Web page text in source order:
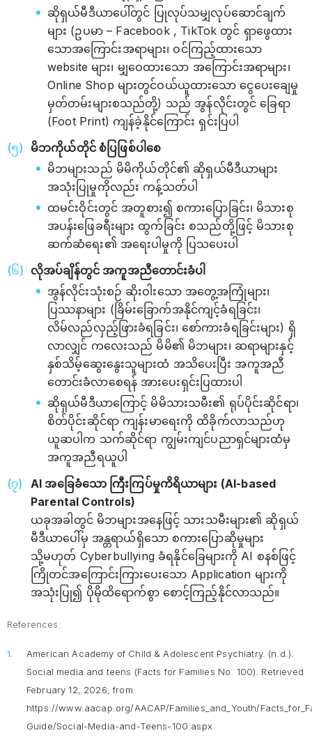
ဆိုရှယ်မီဒီယာပေါ်တွင် ပြုလုပ်သမျှလုပ်ဆောင်ချက်
များ (ဥပမာ – Facebook , TikTok တွင် ရှာဖွေထား
သောအကြောင်းအရာများ၊ ဝင်ကြည့်ထားသော
website များ၊ မျှဝေထားသော အကြောင်းအရာများ၊
Online Shop များတွင်ဝယ်ယူထားသော ငွေပေးချေမှု
မှတ်တမ်းများစသည်တို့) သည် အွန်လိုင်းတွင် ခြေရာ
(Foot Print) ကျန်ခဲ့နိုင်ကြောင်း ရှင်းပြပါ
မိဘကိုယ်တိုင် စံပြဖြစ်ပါစေ
မိဘများသည် မိမိကိုယ်တိုင်၏ ဆိုရှယ်မီဒီယာများ
အသုံးပြုမှုကိုလည်း ကန့်သတ်ပါ
ထမင်းဝိုင်းတွင် အတူစား၍ စကားပြောခြင်း၊ မိသားစု
အပန်းဖြေခရီးများ ထွက်ခြင်း စသည်တို့ဖြင့် မိသားစု
ဆက်ဆံရေး၏ အရေးပါမှုကို ပြသပေးပါ
လိုအပ်ချိန်တွင် အကူအညီတောင်းခံပါ
အွန်လိုင်းသုံးစဉ် ဆိုးဝါးသော အတွေ့အကြုံများ၊
ပြဿနာများ (ခြိမ်းခြောက်အနိုင်ကျင့်ခံရခြင်း၊
လိမ်လည်လှည့်ဖြားခံရခြင်း၊ စော်ကားခံရခြင်းများ) ရှိ
လာလျှင် ကလေးသည် မိမိ၏ မိဘများ၊ ဆရာများနှင့်
နှစ်သိမ့်ဆွေးနွေးသူများထံ အသိပေးပြီး အကူအညီ
တောင်းခံလာစေရန် အားပေးရှင်းပြထားပါ
ဆိုရှယ်မီဒီယာကြောင့် မိမိသားသမီး၏ ရုပ်ပိုင်းဆိုင်ရာ၊
စိတ်ပိုင်းဆိုင်ရာ ကျန်းမာရေးကို ထိခိုက်လာသည်ဟု
ယူဆပါက သက်ဆိုင်ရာ ကျွမ်းကျင်ပညာရှင်များထံမှ
အကူအညီရယူပါ
AI အခြေခံသော ကြီးကြပ်မှုကိရိယာများ (AI-based
Parental Controls)
ယခုအခါတွင် မိဘများအနေဖြင့် သားသမီးများ၏ ဆိုရှယ်
မီဒီယာပေါ်မှ အန္တရာယ်ရှိသော စကားပြောဆိုမှုများ
သို့မဟုတ် Cyberbullying ခံရနိုင်ခြေများကို AI စနစ်ဖြင့်
ကြိုတင်အကြောင်းကြားပေးသော Application များကို
အသုံးပြု၍ ပိုမိုထိရောက်စွာ စောင့်ကြည့်နိုင်လာသည်။
References:
American Academy of Child & Adolescent Psychiatry. (n.d.).
Social media and teens (Facts for Families No. 100). Retrieved
February 12, 2026, from
https://www.aacap.org/AACAP/Families_and_Youth/
Guide/Social-Media-and-Teens-100.aspx